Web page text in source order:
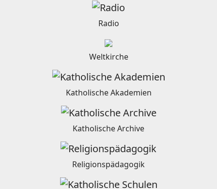
Radio
Weltkirche
Katholische Akademien
Katholische Archive
Religionspädagogik